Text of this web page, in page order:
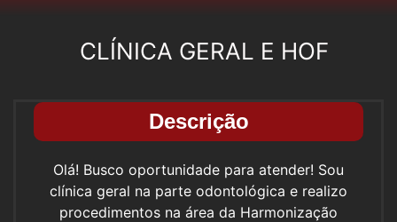
CLÍNICA GERAL E HOF
Descrição
Olá! Busco oportunidade para atender! Sou
clínica geral na parte odontológica e realizo
procedimentos na área da Harmonização